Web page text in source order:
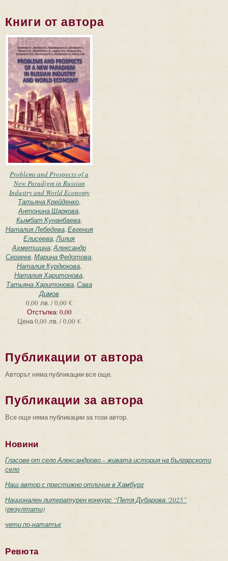
Книги от автора
Problems and Prospects of a
New Paradigm in Russian
Industry and World Economy
Татьяна Крейденко,
Антонина Шаркова,
Кымбат Кунанбаева,
Наталия Лебедева,Евгения
Елисеева,Лилия
Ахметшина,Александр
Сергеев,Марина Федотова,
Наталия Курдюкова,
Наталия Харитонова,
Татьяна Харитонова,Сава
Димов
0,00 лв. / 0,00 €
Отстъпка: 0,00
Цена0,00 лв. / 0,00 €
Публикации от автора
Авторът няма публикации все още.
Публикации за автора
Все още няма публикации за този автор.
Новини
Гласове от село Александрово – живата история на българското
село
Наш автор с престижно отличие в Хамбург
Национален литературен конкурс “Петя Дубарова ‘2025”
(резултати)
чети по-нататък
Ревюта